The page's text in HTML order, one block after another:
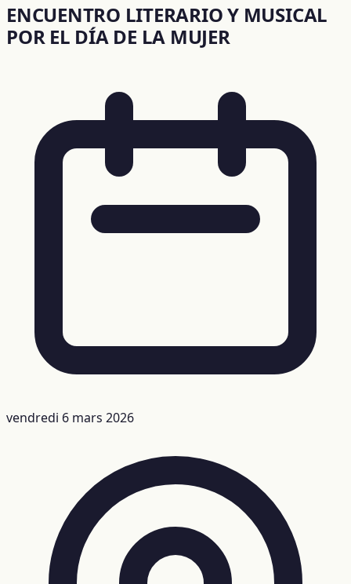
ENCUENTRO LITERARIO Y MUSICAL
POR EL DÍA DE LA MUJER
vendredi 6 mars 2026